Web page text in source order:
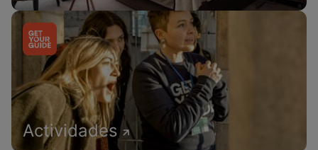
Actividades